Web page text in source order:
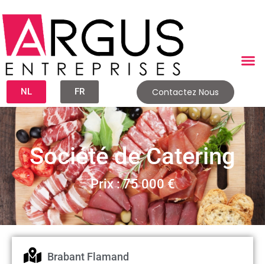
NL FR Contactez Nous
Société de Catering
Prix : 75 000 €
Brabant Flamand